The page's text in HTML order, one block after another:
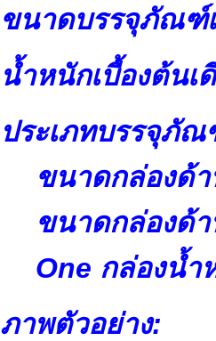
ขนาดบรรจุภัณฑ์
น้ำหนักเบื้องต้นเ
ประเภทบรรจุภั
ขนาดกล่องด้
ขนาดกล่องด้
One กล่องน้ำ
ภาพตัวอย่าง: